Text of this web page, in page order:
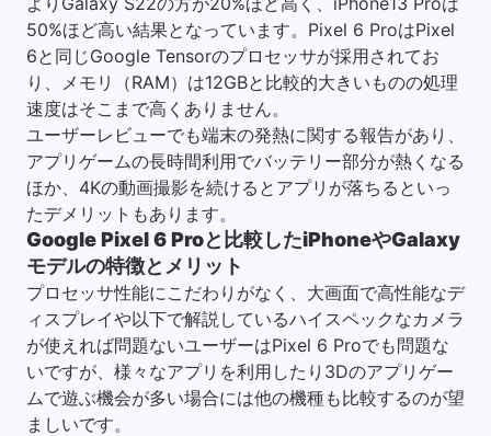
50%ほど高い結果となっています。Pixel 6 ProはPixel
6と同じGoogle Tensorのプロセッサが採用されてお
り、メモリ（RAM）は12GBと比較的大きいものの処理
速度はそこまで高くありません。
ユーザーレビューでも端末の発熱に関する報告があり、
アプリゲームの長時間利用でバッテリー部分が熱くなる
ほか、4Kの動画撮影を続けるとアプリが落ちるといっ
たデメリットもあります。
Google Pixel 6 Proと比較したiPhoneやGalaxy
モデルの特徴とメリット
プロセッサ性能にこだわりがなく、大画面で高性能なデ
ィスプレイや以下で解説しているハイスペックなカメラ
が使えれば問題ないユーザーはPixel 6 Proでも問題な
いですが、様々なアプリを利用したり3Dのアプリゲー
ムで遊ぶ機会が多い場合には他の機種も比較するのが望
ましいです。